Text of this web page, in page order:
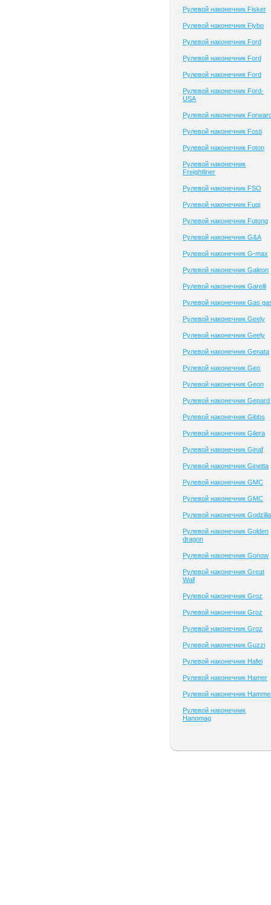
Рулевой наконечник Fisker
Рулевой наконечник Flybo
Рулевой наконечник Ford
Рулевой наконечник Ford
Рулевой наконечник Ford
Рулевой наконечник Ford-
USA
Рулевой наконечник
Рулевой наконечник Fosti
Рулевой наконечник Foton
Рулевой наконечник
Freightliner
Рулевой наконечник FSO
Рулевой наконечник Fuqi
Рулевой наконечник Futong
Рулевой наконечник G&A
Рулевой наконечник G-max
Рулевой наконечник Galeon
Рулевой наконечник Garelli
Рулевой наконечник Gas
Рулевой наконечник Geely
Рулевой наконечник Geely
Рулевой наконечник Genata
Рулевой наконечник Geo
Рулевой наконечник Geon
Рулевой наконечник Gepard
Рулевой наконечник Gibbs
Рулевой наконечник Gilera
Рулевой наконечник Ginaf
Рулевой наконечник Ginetta
Рулевой наконечник GMC
Рулевой наконечник GMC
Рулевой наконечник Godzilla
Рулевой наконечник Golden
dragon
Рулевой наконечник Gonow
Рулевой наконечник Great
Wall
Рулевой наконечник Groz
Рулевой наконечник Groz
Рулевой наконечник Groz
Рулевой наконечник Guzzi
Рулевой наконечник Hafei
Рулевой наконечник Hamer
Рулевой наконечник
Рулевой наконечник
Hanomag